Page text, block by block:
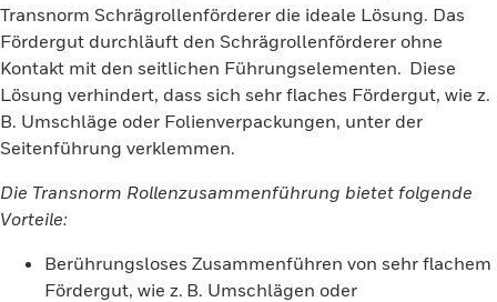
Transnorm Schrägrollenförderer die ideale Lösung. Das
Fördergut durchläuft den Schrägrollenförderer ohne
Kontakt mit den seitlichen Führungselementen. Diese
Lösung verhindert, dass sich sehr flaches Fördergut, wie z.
B. Umschläge oder Folienverpackungen, unter der
Seitenführung verklemmen.
Die Transnorm Rollenzusammenführung bietet folgende
Vorteile:
Berührungsloses Zusammenführen von sehr flachem
Fördergut, wie z. B. Umschlägen oder